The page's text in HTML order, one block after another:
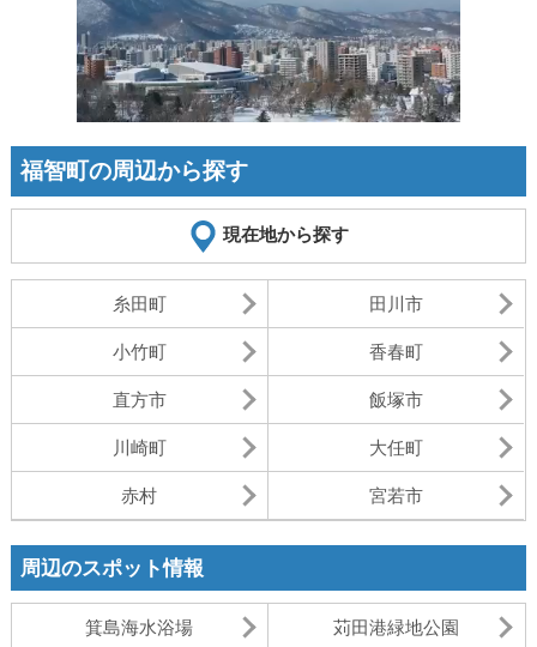
福智町の周辺から探す
現在地から探す
糸田町 田川市
小竹町 香春町
直方市 飯塚市
川崎町 大任町
赤村 宮若市
周辺のスポット情報
箕島海水浴場 苅田港緑地公園